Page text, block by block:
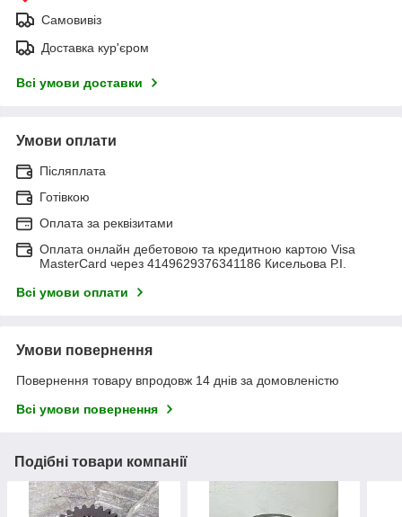
Самовивіз
Доставка кур'єром
Всі умови доставки
Умови оплати
Післяплата
Готівкою
Оплата за реквізитами
Оплата онлайн дебетовою та кредитною картою Visa
MasterCard через 4149629376341186 Кисельова Р.І.
Всі умови оплати
Умови повернення
Повернення товару впродовж 14 днів за домовленістю
Всі умови повернення
Подібні товари компанії